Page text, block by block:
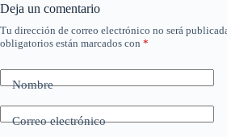
Deja un comentario
Tu dirección de correo electrónico no será
obligatorios están marcados con *
Nombre
Correo electrónico